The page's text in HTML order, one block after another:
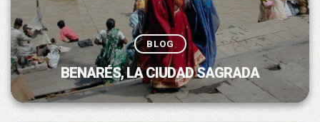
BLOG
BENARÉS, LA CIUDAD SAGRADA